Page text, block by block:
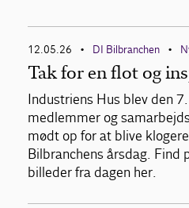
12.05.26 • DI Bilbranchen •
Tak for en flot og
Industriens Hus blev den
medlemmer og
mødt op for at blive
Bilbranchens årsdag.
billeder fra dagen her.